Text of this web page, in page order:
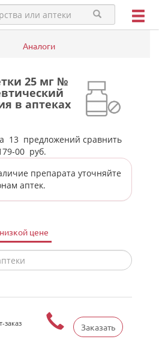
Аналоги
25 мг №
в аптеках
13 предложений сравнить
00 руб.
препарата уточняйте
аптек.
цене
Заказать
заказ